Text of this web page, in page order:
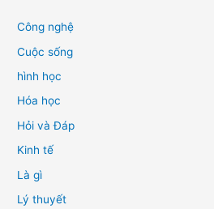
Công nghệ
Cuộc sống
hình học
Hóa học
Hỏi và Đáp
Kinh tế
Là gì
Lý thuyết